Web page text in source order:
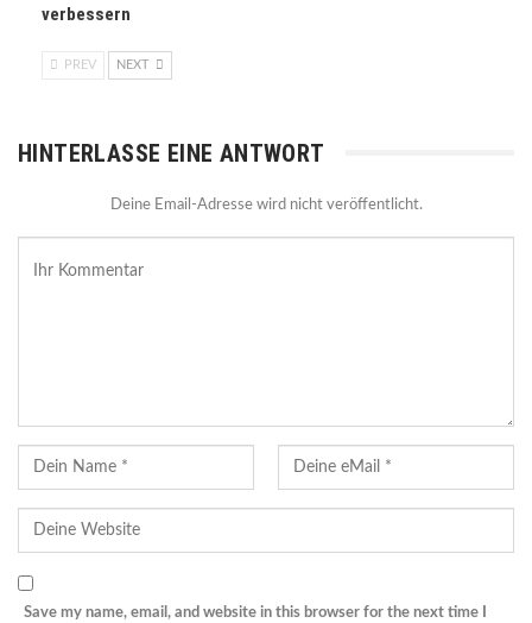
verbessern
PREV NEXT
HINTERLASSE EINE ANTWORT
Deine Email-Adresse wird nicht veröffentlicht.
Save my name, email, and website in this browser for the next time I